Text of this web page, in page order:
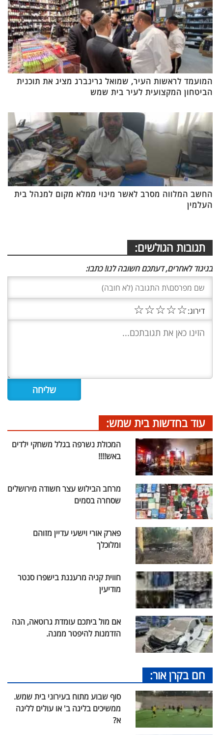
המועמד לראשות העיר, שמואל גרינברג מציג את תוכנית
הביטחון המקצועית לעיר בית שמש
החשב המלווה מסרב לאשר מינוי ממלא מקום למנהל בית
העלמין
תגובות הגולשים:
בניגוד לאחרים, דעתכם חשובה לנו! כתבו:
דירוג:☆
☆
☆
☆
☆
עוד בחדשות בית שמש:
המכולת נשרפה בגלל משחקי ילדים
באש!!!!
מרחב הבילוש עצר חשודה מירושלים
שסחרה בסמים
פארק אורי וישעי עדיין מזוהם
ומלוכלך
חווית קניה מרעננת בישפרו סנטר
מודיעין
אם מול ביתכם עומדת גרוטאה, הנה
הזדמנות להיפטר ממנה.
חם בקרן אור:
סוף שבוע מתוח בעירוני בית שמש.
ממשיכים בליגה ב' או עולים לליגה
א?